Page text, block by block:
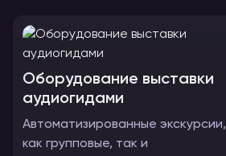
Оборудование выставки
аудиогидами
Автоматизированные экскурсии,
как групповые, так и